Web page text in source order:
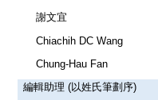
謝文宜
Chiachih DC Wang
Chung-Hau Fan
編輯助理 (以姓氏筆劃序)